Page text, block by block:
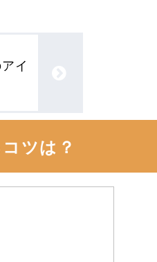
イ
ツは？